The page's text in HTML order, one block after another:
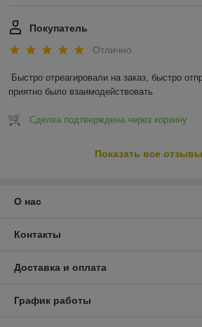
Покупатель
Отлично
Быстро отреагировали на заказ, быстро
приятно было взаимодействовать
Сделка подтверждена через корзину
Показать все отзывы
О нас
Контакты
Доставка и оплата
График работы